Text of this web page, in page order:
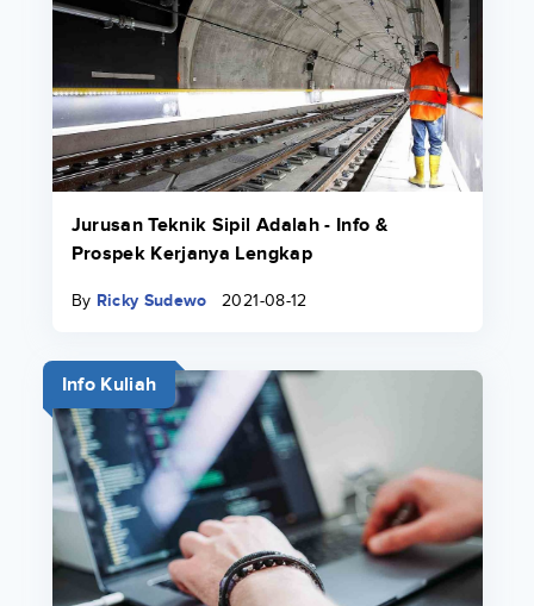
Jurusan Teknik Sipil Adalah - Info &
Prospek Kerjanya Lengkap
By Ricky Sudewo 2021-08-12
Info Kuliah